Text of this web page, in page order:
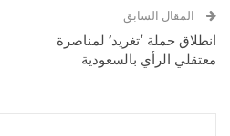
المقال السابق
انطلاق حملة ‘تغريد’ لمناصرة
معتقلي الرأي بالسعودية